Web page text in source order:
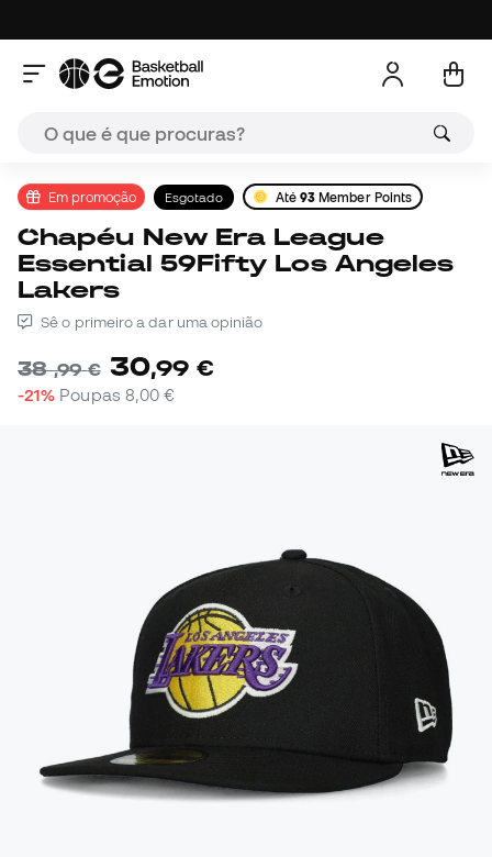
Em promoção Esgotado Até 93 Member Points
Chapéu New Era League
Essential 59Fifty Los Angeles
Lakers
Sê o primeiro a dar uma opinião
38,99 € 30,99 €
-21% Poupas 8,00 €